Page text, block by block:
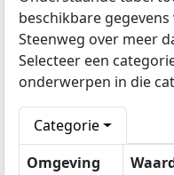
beschikbare
Steenweg over meer
Selecteer een
onderwerpen in die
Categorie
Omgeving